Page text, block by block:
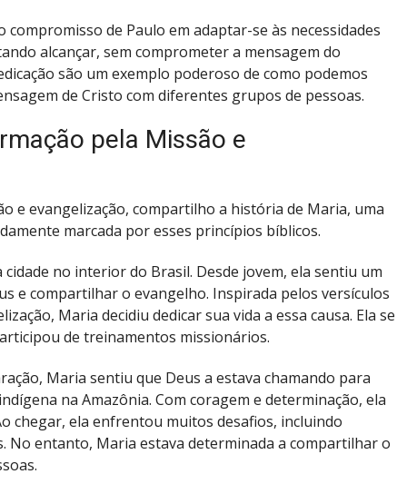
compromisso de Paulo em adaptar-se às necessidades
alcançar, sem comprometer a mensagem do
são um exemplo poderoso de como podemos
de Cristo com diferentes grupos de pessoas.
pela Missão e
e evangelização, compartilho a história de Maria, uma
marcada por esses princípios bíblicos.
no interior do Brasil. Desde jovem, ela sentiu um
e compartilhar o evangelho. Inspirada pelos versículos
Maria decidiu dedicar sua vida a essa causa. Ela se
de treinamentos missionários.
Maria sentiu que Deus a estava chamando para
na Amazônia. Com coragem e determinação, ela
chegar, ela enfrentou muitos desafios, incluindo
No entanto, Maria estava determinada a compartilhar o